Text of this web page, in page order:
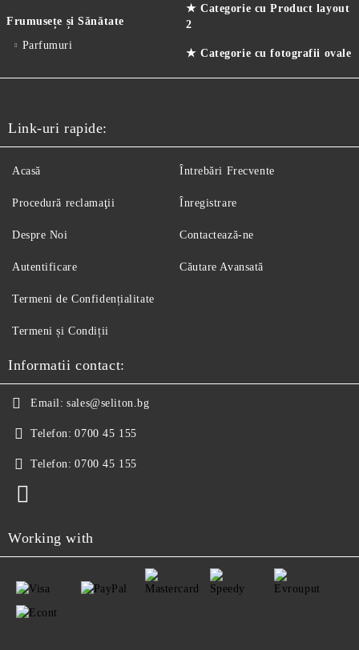
Frumusețe și Sănătate
Parfumuri
★ Categorie cu Product layout
2
★ Categorie cu fotografii ovale
Link-uri rapide:
Acasă
Procedură reclamaţii
Despre Noi
Autentificare
Întrebări Frecvente
Înregistrare
Contactează-ne
Căutare Avansată
Termeni de Confidențialitate
Termeni și Condiții
Informatii contact:
Email: sales@seliton.bg
Telefon: 0700 45 155
Telefon: 0700 45 155
Working with